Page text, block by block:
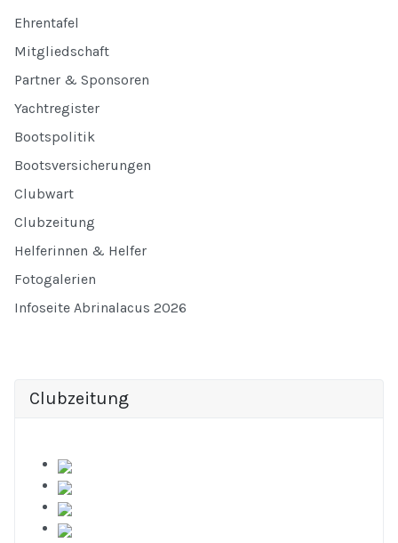
Ehrentafel
Mitgliedschaft
Partner & Sponsoren
Yachtregister
Bootspolitik
Bootsversicherungen
Clubwart
Clubzeitung
Helferinnen & Helfer
Fotogalerien
Infoseite Abrinalacus 2026
Clubzeitung